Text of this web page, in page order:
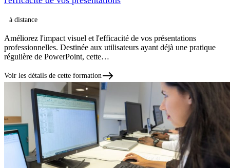
à distance
Améliorez l'impact visuel et l'efficacité de vos présentations
professionnelles. Destinée aux utilisateurs ayant déjà une pratique
régulière de PowerPoint, cette…
Voir les détails de cette formation